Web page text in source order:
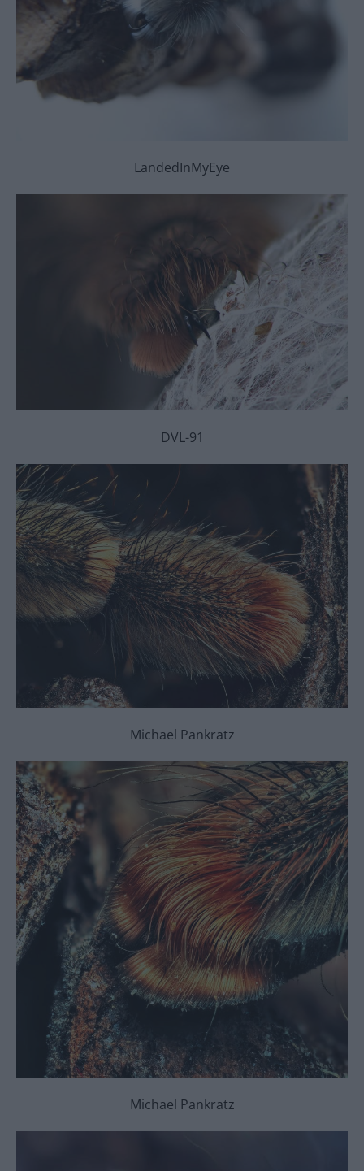
LandedInMyEye
DVL-91
Michael Pankratz
Michael Pankratz